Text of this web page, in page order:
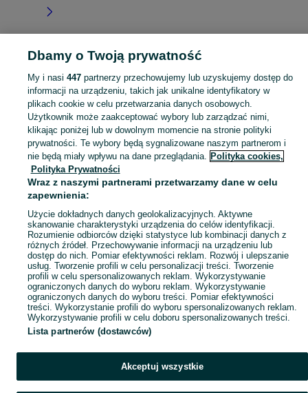
Strona główna Wielkopolskie Młyniska
KATEGORIA
Skorzystaj z największego serwisu ogłoszeniowego - Młyniska i okolice! Kupuj to, czego pragniesz i sprzedawaj to, czego już nie potrzebujesz! Zobacz
Mapa kategorii
Mapa miejscowości
Mapa ministron
Popularne wyszukiwania
Dbamy o Twoją prywatność
My i nasi 447partnerzy przechowujemy lub uzyskujemy dostęp do
informacji na urządzeniu, takich jak unikalne identyfikatory w
plikach cookie w celu przetwarzania danych osobowych.
Użytkownik może zaakceptować wybory lub zarządzać nimi,
klikając poniżej lub w dowolnym momencie na stronie polityki
prywatności. Te wybory będą sygnalizowane naszym partnerom i
nie będą miały wpływu na dane przeglądania. Polityka cookies,
Polityka Prywatności
Wraz z naszymi partnerami przetwarzamy dane w celu
zapewnienia:
Użycie dokładnych danych geolokalizacyjnych. Aktywne
skanowanie charakterystyki urządzenia do celów identyfikacji.
Rozumienie odbiorców dzięki statystyce lub kombinacji danych z
różnych źródeł. Przechowywanie informacji na urządzeniu lub
dostęp do nich. Pomiar efektywności reklam. Rozwój i ulepszanie
usług. Tworzenie profili w celu personalizacji treści. Tworzenie
profili w celu spersonalizowanych reklam. Wykorzystywanie
ograniczonych danych do wyboru reklam. Wykorzystywanie
ograniczonych danych do wyboru treści. Pomiar efektywności
treści. Wykorzystanie profili do wyboru spersonalizowanych reklam.
Wykorzystywanie profili w celu doboru spersonalizowanych treści.
Lista partnerów (dostawców)
Akceptuj wszystkie